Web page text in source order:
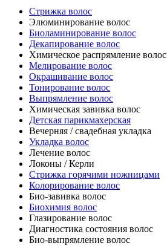
Стрижка волос
Элюминирование волос
Биоламинирование волос
Декапирование волос
Химическое распрямление волос
Мелирование волос
Окрашивание волос
Тонирование волос
Выпрямление волос
Химическая завивка волос
Детская парикмахерская
Вечерняя / свадебная укладка
Укладка волос
Лечение волос
Локоны / Керли
Стрижка горячими ножницами
Колорирование волос
Био-завивка волос
Биохимия волос
Глазирование волос
Диагностика состояния волос
Био-выпрямление волос